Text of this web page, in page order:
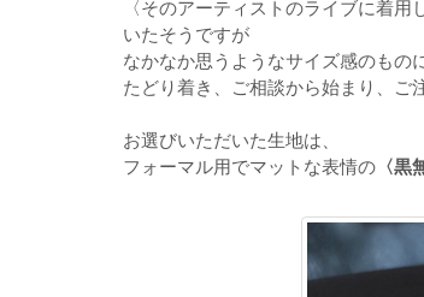
〈そのアーティストのライブに着用
いたそうですが
なかなか思うようなサイズ感のもの
たどり着き、ご相談から始まり、ご
お選びいただいた生地は、
フォーマル用でマットな表情の 〈黒